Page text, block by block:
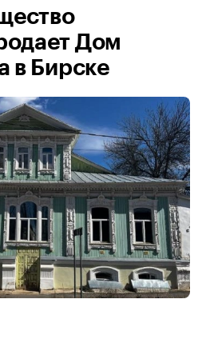
Дом
в Бирске